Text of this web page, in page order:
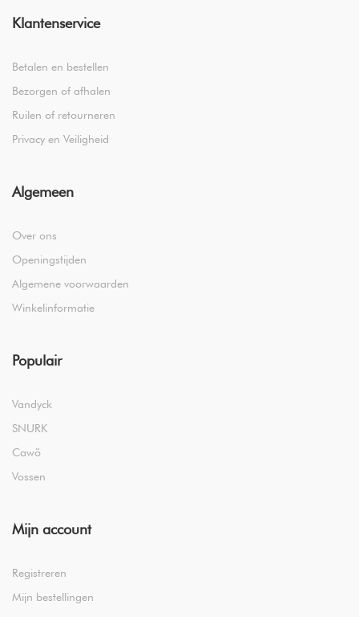
Klantenservice
Betalen en bestellen
Bezorgen of afhalen
Ruilen of retourneren
Privacy en Veiligheid
Algemeen
Over ons
Openingstijden
Algemene voorwaarden
Winkelinformatie
Populair
Vandyck
SNURK
Cawö
Vossen
Mijn account
Registreren
Mijn bestellingen